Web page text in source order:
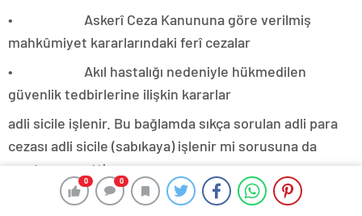
0 0
• Askerî Ceza Kanununa göre verilmiş
mahkûmiyet kararlarındaki ferî cezalar
• Akıl hastalığı nedeniyle hükmedilen
güvenlik tedbirlerine ilişkin kararlar
adli sicile işlenir. Bu bağlamda sıkça sorulan adli para
cezası adli sicile (sabıkaya) işlenir mi sorusuna da
yanıtımız evettir.
18 Yaş Altı Adli Sicil Kaydı (Sabıka) Sorgulama